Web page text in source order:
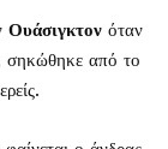
Ουάσιγκτον όταν
σηκώθηκε από το